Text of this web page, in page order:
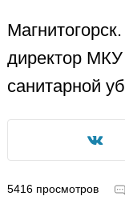
директор МКУ
санитарной
5416 просмотров